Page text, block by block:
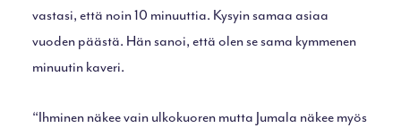
vastasi, että noin 10 minuuttia. Kysyin samaa asiaa
vuoden päästä. Hän sanoi, että olen se sama kymmenen
minuutin kaveri.
“Ihminen näkee vain ulkokuoren mutta Jumala näkee myös